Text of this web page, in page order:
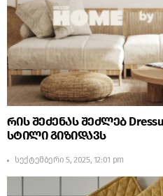
რის შეძენას შეძლებ
სტილი გიზიდავს
სექტემბერი 5, 2025, 12:01 pm